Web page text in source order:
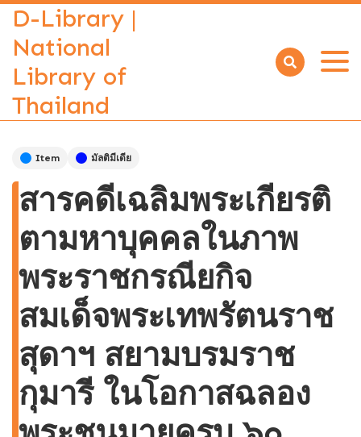
D-Library |
National
Library of
Thailand
Open
Item มัลติมีเดีย
สารคดีเฉลิมพระเกียรติ
ตามหาบุคคลในภาพ
พระราชกรณียกิจ
สมเด็จพระเทพรัตนราช
สุดาฯ สยามบรมราช
กุมารี ในโอกาสฉลอง